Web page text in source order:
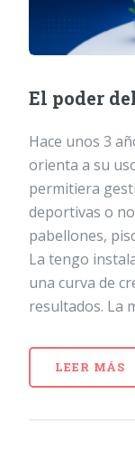
El poder
Hace unos 3
orienta a su
permitiera
deportivas o
pabellones,
La tengo
una curva de
resultados. La
LEER MÁS